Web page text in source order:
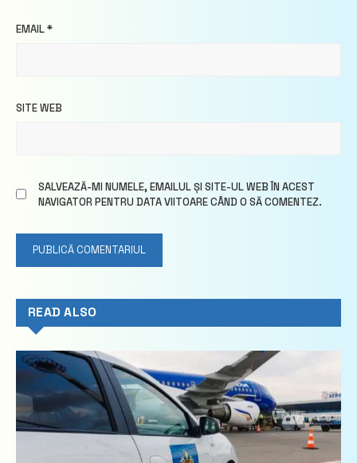
EMAIL*
SITE WEB
SALVEAZĂ-MI NUMELE, EMAILUL ȘI SITE-UL WEB ÎN ACEST
NAVIGATOR PENTRU DATA VIITOARE CÂND O SĂ COMENTEZ.
READ ALSO